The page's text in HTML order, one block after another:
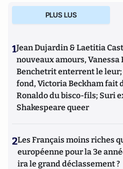
PLUS LUS
1Jean Dujardin & Laetitia
nouveaux amours, Vanessa
Benchetrit enterrent le
fond, Victoria Beckham fait
Ronaldo du bisco-fils; Suri
Shakespeare queer
2Les Français moins riches
européenne pour la 3e
ira le grand déclassement ?